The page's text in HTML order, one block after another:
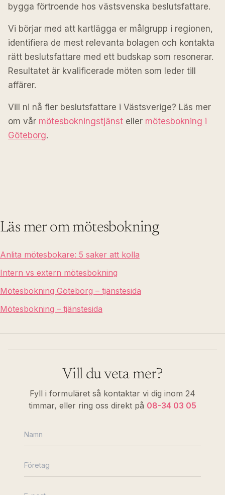
bygga förtroende hos västsvenska beslutsfattare.
Vi börjar med att kartlägga er målgrupp i regionen,
identifiera de mest relevanta bolagen och kontakta
rätt beslutsfattare med ett budskap som resonerar.
Resultatet är kvalificerade möten som leder till
affärer.
Vill ni nå fler beslutsfattare i Västsverige? Läs mer
om vår mötesbokningstjänst eller mötesbokning i
Göteborg.
Läs mer om mötesbokning
Anlita mötesbokare: 5 saker att kolla
Intern vs extern mötesbokning
Mötesbokning Göteborg – tjänstesida
Mötesbokning – tjänstesida
Vill du veta mer?
Fyll i formuläret så kontaktar vi dig inom 24
timmar, eller ring oss direkt på 08-34 03 05